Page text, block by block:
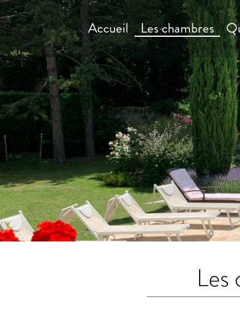
Accueil Les chambres
Les